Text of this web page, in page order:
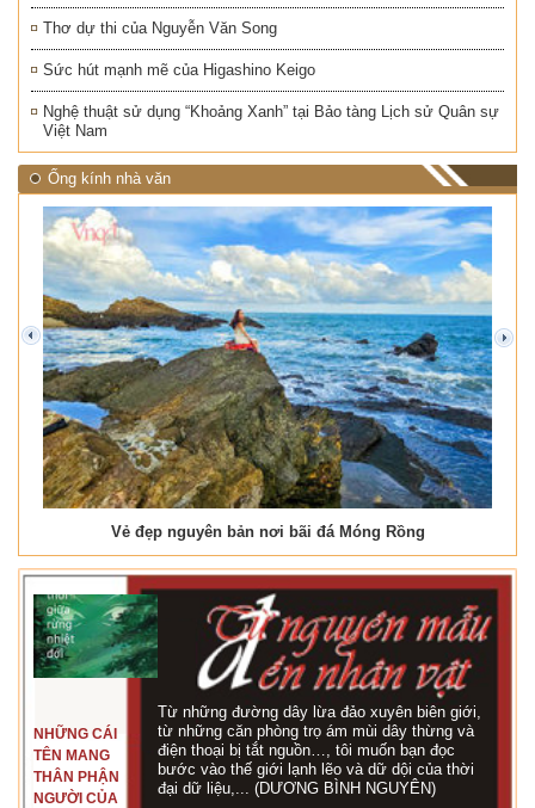
Thơ dự thi của Nguyễn Văn Song
Sức hút mạnh mẽ của Higashino Keigo
Nghệ thuật sử dụng “Khoảng Xanh” tại Bảo tàng Lịch sử Quân sự
Việt Nam
Ống kính nhà văn
Vẻ đẹp nguyên bản nơi bãi đá Móng Rồng
prev next
NHỮNG CÁI
TÊN MANG
THÂN PHẬN
NGƯỜI CỦA
Từ những đường dây lừa đảo xuyên biên giới,
từ những căn phòng trọ ám mùi dây thừng và
điện thoại bị tắt nguồn…, tôi muốn bạn đọc
bước vào thế giới lạnh lẽo và dữ dội của thời
đại dữ liệu,... (DƯƠNG BÌNH NGUYÊN)